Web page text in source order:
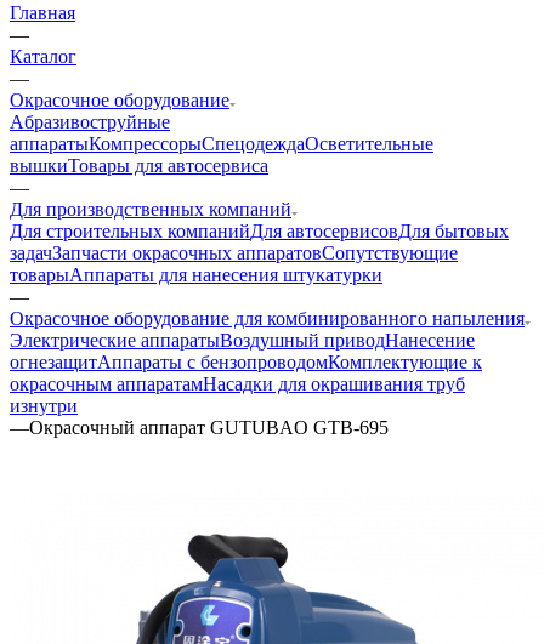
Главная
—
Каталог
—
Окрасочное оборудование
Aбразивоструйные
аппаратыКомпрессорыСпецодеждаОсветительные
вышкиТовары для автосервиса
—
Для производственных компаний
Для строительных компанийДля автосервисовДля бытовых
задачЗапчасти окрасочных аппаратовСопутствующие
товарыАппараты для нанесения штукатурки
—
Окрасочное оборудование для комбинированного напыления
Электрические аппаратыВоздушный приводНанесение
огнезащитАппараты с бензопроводомКомплектующие к
окрасочным аппаратамНасадки для окрашивания труб
изнутри
—Окрасочный аппарат GUTUBAO GTB-695